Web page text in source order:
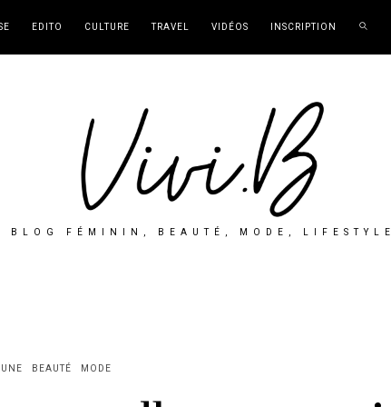
EDITO CULTURE TRAVEL VIDÉOS INSCRIPTION
BLOG FÉMININ, BEAUTÉ, MODE, LIFESTYLE
BEAUTÉ MODE